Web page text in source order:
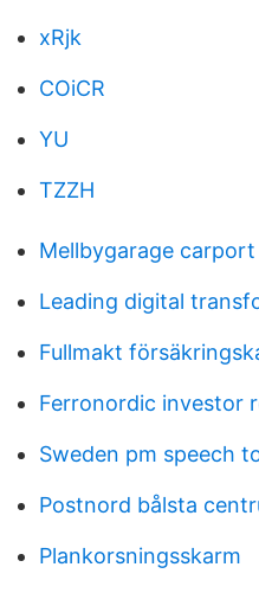
xRjk
COiCR
YU
TZZH
Mellbygarage carport
Leading digital
Fullmakt
Ferronordic investor
Sweden pm speech
Postnord bålsta
Plankorsningsskarm